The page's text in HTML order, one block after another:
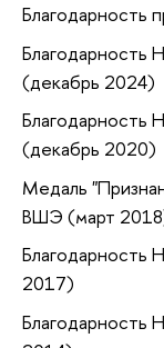
Благодарность
(декабрь 2024)
(декабрь 2020)
Медаль
ВШЭ (март
Благодарность
2017)